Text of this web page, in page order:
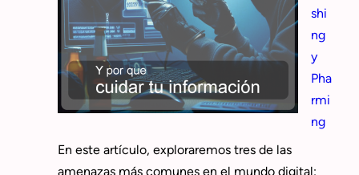
shi
ng
y
Pha
rmi
ng
En este artículo, exploraremos tres de las
amenazas más comunes en el mundo digital: